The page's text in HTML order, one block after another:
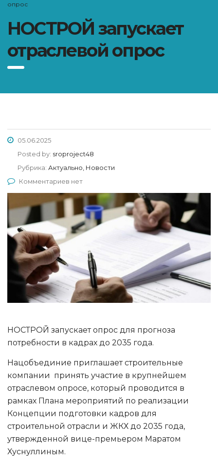
опрос
НОСТРОЙ запускает
отраслевой опрос
05.06.2025
Posted by: sroproject48
Рубрика: Актуально, Новости
Комментариев нет
НОСТРОЙ запускает опрос для прогноза
потребности в кадрах до 2035 года.
Нацобъединие приглашает строительные
компании принять участие в крупнейшем
отраслевом опросе, который проводится в
рамках Плана мероприятий по реализации
Концепции подготовки кадров для
строительной отрасли и ЖКХ до 2035 года,
утвержденной вице-премьером Маратом
Хуснуллиным.